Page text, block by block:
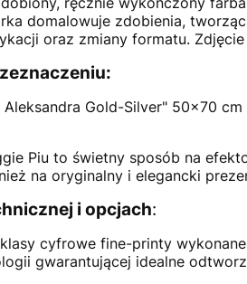
domalowuje zdobienia,
oraz zmiany formatu.
Aleksandra Gold-Silver" 50x70
Piu to świetny sposób na
na oryginalny i elegancki
i opcjach:
cyfrowe fine-printy
gwarantującej idealne